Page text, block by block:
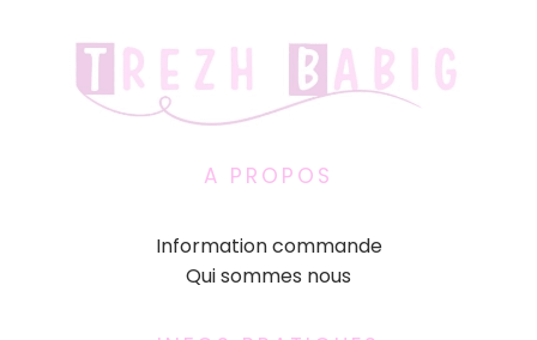
A PROPOS
Information commande
Qui sommes nous